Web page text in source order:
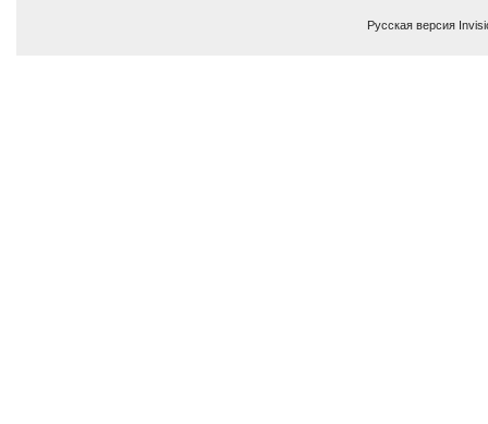
Русская версия